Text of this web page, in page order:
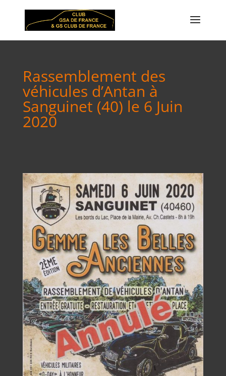
Rassemblement des
véhicules d’Antan à
Sanguinet (40) le 6 Juin
2020